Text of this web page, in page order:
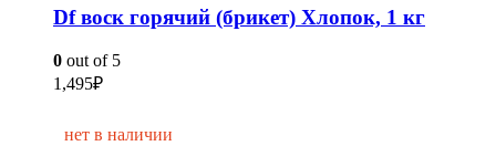
Df воск горячий (брикет) Хлопок, 1 кг
0 out of 5
1,495₽
нет в наличии